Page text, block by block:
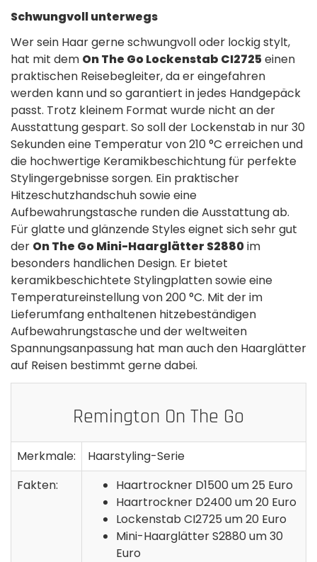
Schwungvoll unterwegs
Wer sein Haar gerne schwungvoll oder lockig stylt,
hat mit dem On The Go Lockenstab CI2725einen
praktischen Reisebegleiter, da er eingefahren
werden kann und so garantiert in jedes Handgepäck
passt. Trotz kleinem Format wurde nicht an der
Ausstattung gespart. So soll der Lockenstab in nur 30
Sekunden eine Temperatur von 210 °C erreichen und
die hochwertige Keramikbeschichtung für perfekte
Stylingergebnisse sorgen. Ein praktischer
Hitzeschutzhandschuh sowie eine
Aufbewahrungstasche runden die Ausstattung ab.
Für glatte und glänzende Styles eignet sich sehr gut
der On The Go Mini-Haarglätter S2880im
besonders handlichen Design. Er bietet
keramikbeschichtete Stylingplatten sowie eine
Temperatureinstellung von 200 °C. Mit der im
Lieferumfang enthaltenen hitzebeständigen
Aufbewahrungstasche und der weltweiten
Spannungsanpassung hat man auch den Haarglätter
auf Reisen bestimmt gerne dabei.
Remington On The Go
Merkmale:
Haarstyling-Serie
Fakten:
Haartrockner D1500 um 25 Euro
Haartrockner D2400 um 20 Euro
Lockenstab CI2725 um 20 Euro
Mini-Haarglätter S2880 um 30
Euro